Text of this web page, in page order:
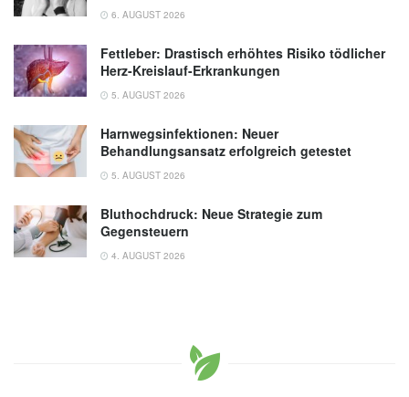
6. AUGUST 2026
Fettleber: Drastisch erhöhtes Risiko tödlicher
Herz-Kreislauf-Erkrankungen
5. AUGUST 2026
Harnwegsinfektionen: Neuer
Behandlungsansatz erfolgreich getestet
5. AUGUST 2026
Bluthochdruck: Neue Strategie zum
Gegensteuern
4. AUGUST 2026